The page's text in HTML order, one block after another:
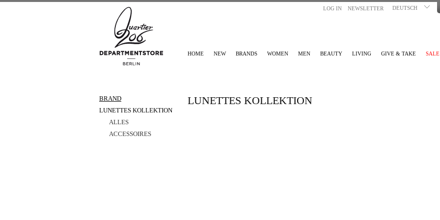
LOG IN NEWSLETTER DEUTSCH
HOME NEW BRANDS WOMEN MEN BEAUTY LIVING GIVE & TAKE SALE
BRAND
LUNETTES KOLLEKTION
ALLES
ACCESSOIRES
LUNETTES KOLLEKTION